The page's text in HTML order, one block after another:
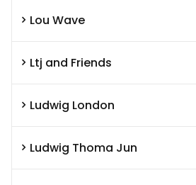
Lou Wave
Ltj and Friends
Ludwig London
Ludwig Thoma Jun